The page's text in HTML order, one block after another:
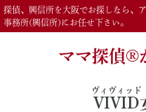
探偵、興信所を大阪でお探しなら、
事務所(興信所)にお任せ下さい。
ママ探偵®️
VIVID
ヴィヴィッド